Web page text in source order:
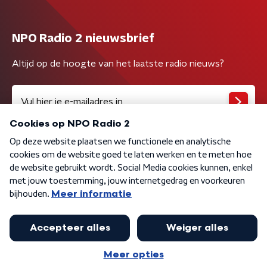
NPO Radio 2 nieuwsbrief
Altijd op de hoogte van het laatste radio nieuws?
Algemene voorwaarden